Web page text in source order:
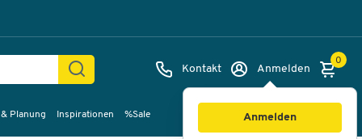
Kontakt Anmelden
Anmelden
0
Planung Inspirationen %Sale
Bilder Videos 360°-Ansicht